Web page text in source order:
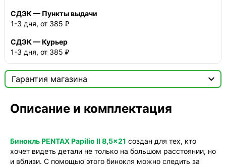
СДЭК — Пункты выдачи
1-3 дня, от 385 ₽
СДЭК — Курьер
1-3 дня, от 385 ₽
Гарантия магазина


Мы продаём только оригинальную продукцию с
Описание и комплектация
Бинокль PENTAX Papilio II 8,5x21 создан для тех, кто
хочет видеть детали не только на большом расстоянии, но
и вблизи. С помощью этого бинокля можно следить за